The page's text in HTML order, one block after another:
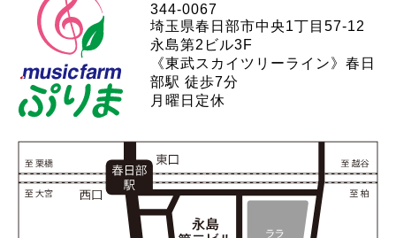
344-0067
埼玉県春日部市中央1丁目57-12
永島第2ビル3F
《東武スカイツリーライン》春日
部駅 徒歩7分
月曜日定休